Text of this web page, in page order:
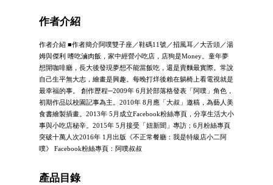
作者介紹
作者介紹 ■作者簡介阿噗雙子座／鞋碼11號／招風耳／大舌頭／湯
姆與傑利 嗜吃滷肉飯，家中經營小吃店，店狗是Money。童年夢
想開咖啡廳，長大後發現夢想不能當飯吃，還是賣麵最實際。常說
自己生平無大志，繪畫是興趣。每晚打烊後賴在躺椅上看電視就是
最幸福的事。 創作歷程─2009年 6月於部落格發表「阿噗」角色，
初期作品以校園記事為主。2010年 8月應「大叔」邀稿，為藝人美
食書繪製插畫。2013年 5月成立Facebook粉絲專頁，分享生活大小
事與小吃店秘辛。2015年 5月接受「妞新聞」專訪；6月粉絲專頁
突破十萬人次2016年 1月出版《不正常餐廳：我是特級店小二阿
噗》 Facebook粉絲專頁：阿噗叔叔
產品目錄